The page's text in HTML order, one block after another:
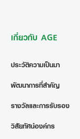
เกี่ยวกับ AGE
ประวัติความเป็นมา
พัฒนาการที่สำคัญ
รางวัลและการรับรอง
วิสัยทัศน์องค์กร